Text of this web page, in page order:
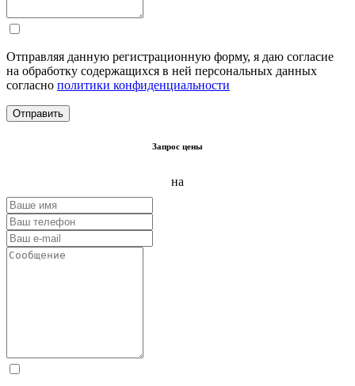
Отправляя данную регистрационную форму, я даю согласие
на обработку содержащихся в ней персональных данных
согласно политики конфиденциальности
Запрос цены
на